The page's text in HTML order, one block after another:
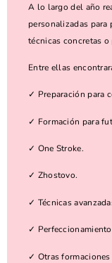
A lo largo del año
personalizadas para
técnicas concretas o
Entre ellas
✓ Preparación para
✓ Formación para
✓ One Stroke.
✓ Zhostovo.
✓ Técnicas
✓
✓ Otras